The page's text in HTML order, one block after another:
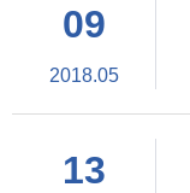
09
2018.05
13